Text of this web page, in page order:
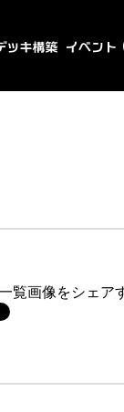
覧画像をシェア